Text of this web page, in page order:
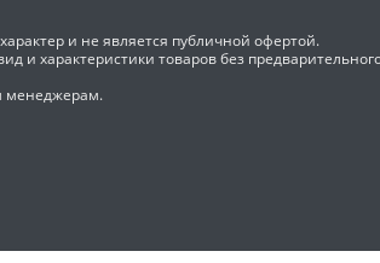
и не является публичной офертой.
и характеристики товаров без
менеджерам.